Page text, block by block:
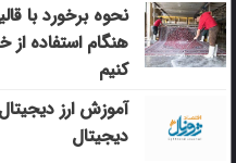
نحوه برخورد با
هنگام استفاده
کنیم
آموزش ارز
دیجیتال